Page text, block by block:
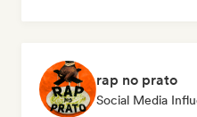
rap no prato
Social Media